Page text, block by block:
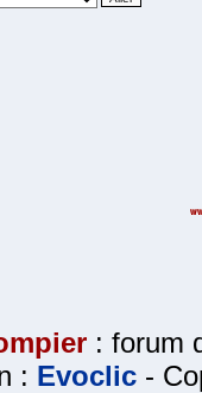
: forum
: Evoclic -